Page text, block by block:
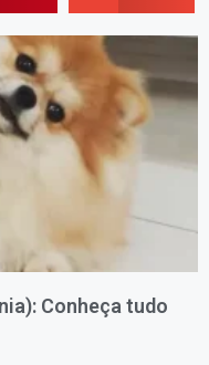
Conheça tudo